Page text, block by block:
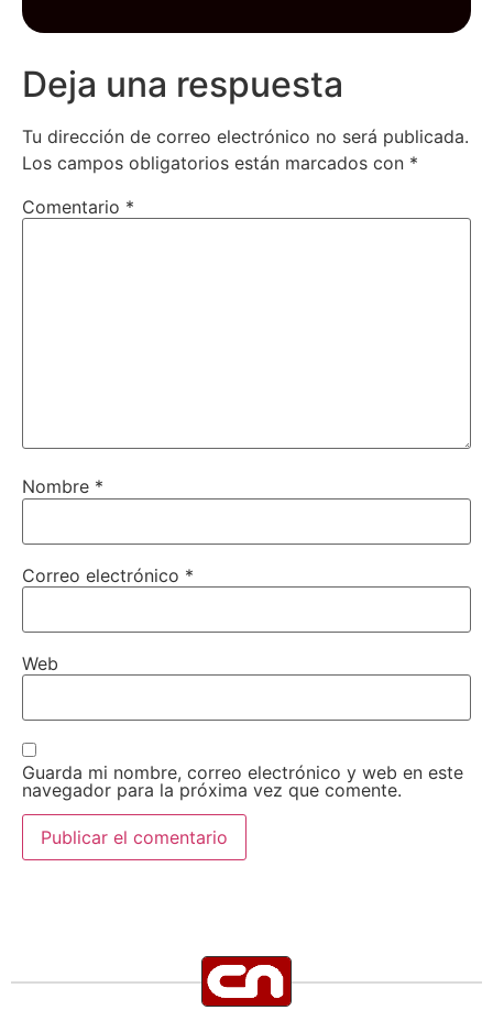
Deja una respuesta
Tu dirección de correo electrónico no será publicada.
Los campos obligatorios están marcados con *
Comentario *
Nombre *
Correo electrónico *
Web
Guarda mi nombre, correo electrónico y web en este
navegador para la próxima vez que comente.